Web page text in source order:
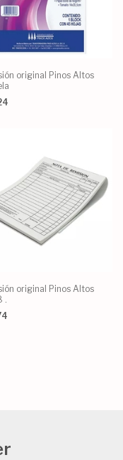
original Pinos Altos
original Pinos Altos